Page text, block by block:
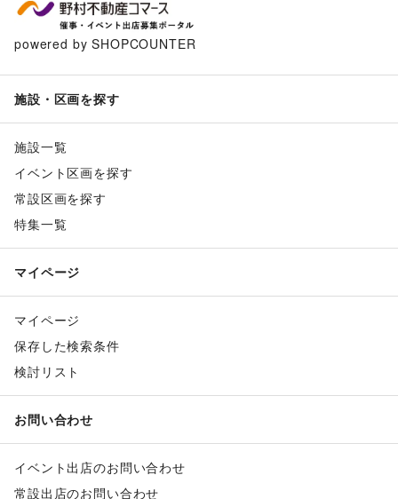
powered by SHOPCOUNTER
施設・区画を探す
施設一覧
イベント区画を探す
常設区画を探す
特集一覧
マイページ
マイページ
保存した検索条件
検討リスト
お問い合わせ
イベント出店のお問い合わせ
常設出店のお問い合わせ